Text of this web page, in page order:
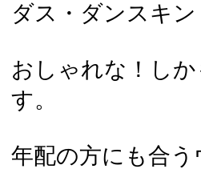
ダス・ダンスキ
おしゃれな！し
す。
年配の方にも合